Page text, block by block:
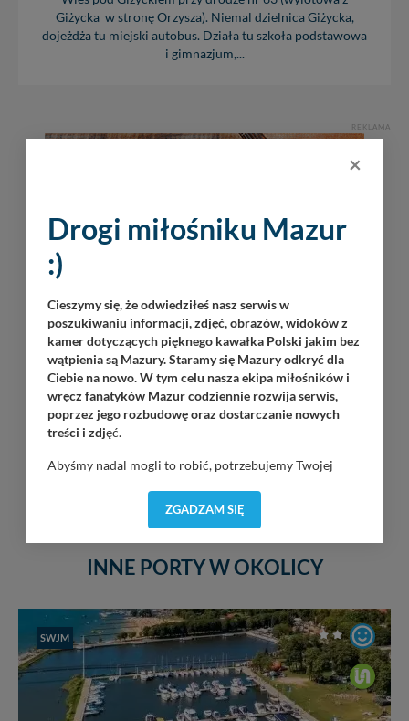
Giżycka w stronę Orzysza). Niemal dzielnica Giżycka,
dojeżdża tu miejski autobus. Działa tu szkoła podstawowa
i gimnazjum,...
REKLAMA
INNE PORTY W OKOLICY
SWJM
×
Drogi miłośniku Mazur
:)
Cieszymy się, że odwiedziłeś nasz serwis w
poszukiwaniu informacji, zdjęć, obrazów, widoków z
kamer dotyczących pięknego kawałka Polski jakim bez
wątpienia są Mazury. Staramy się Mazury odkryć dla
Ciebie na nowo. W tym celu nasza ekipa miłośników i
wręcz fanatyków Mazur codziennie rozwija serwis,
poprzez jego rozbudowę oraz dostarczanie nowych
treści i zdjęć.
Abyśmy nadal mogli to robić, potrzebujemy Twojej
dostosować do Twoich preferencji. Twoje dane (w tym
pliki cookies) będą zapisywane w celu usprawnienia
wyszukania, ulubione miejsca, logowania, itp).
Bezpieczeństwo Twoich danych jest dla nas
zmieniać zakresu naszych uprawnień. Twoje dane są u
nas bezpieczne, jeśli masz wątpliwości co do naszych
intencji, zawsze możesz wycofać swoją zgodę. Więcej
informacji uzyskach w naszejPolityce Prywatności.
Klikając znak X lub przycisk PRZEJDŹ DO SERWISU
wyrażasz zgodę na przetwarzanie Twoich danych.
ZGADZAM SIĘ